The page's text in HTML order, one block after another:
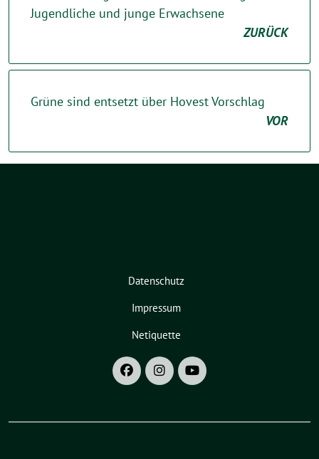
Jugendliche und junge Erwachsene
ZURÜCK
Grüne sind entsetzt über Hovest Vorschlag
VOR
Datenschutz
Impressum
Netiquette